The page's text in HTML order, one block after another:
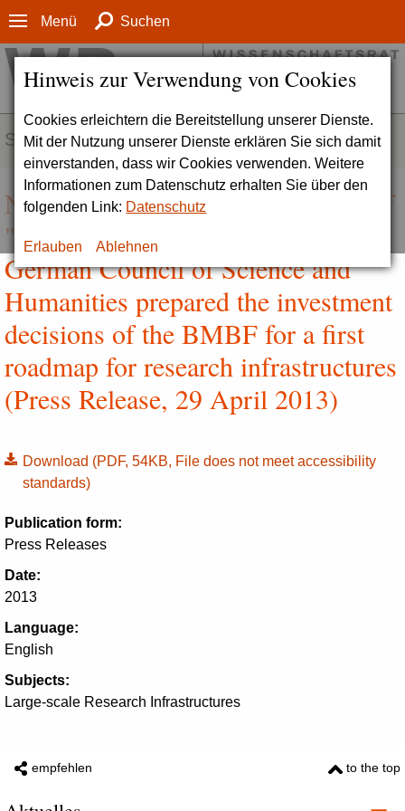
Hinweis zur Verwendung von Cookies
Cookies erleichtern die Bereitstellung unserer Dienste.
Mit der Nutzung unserer Dienste erklären Sie sich damit
einverstanden, dass wir Cookies verwenden. Weitere
Informationen zum Datenschutz erhalten Sie über den
folgenden Link: Datenschutz
Erlauben Ablehnen
Menü Suchen
SERVICE
New procedure for the evaluation of
"Big Science projects" | The
German Council of Science and
Humanities prepared the investment
decisions of the BMBF for a first
roadmap for research infrastructures
(Press Release, 29 April 2013)
Download (PDF, 54KB, File does not meet accessibility
standards)
Publication form:
Press Releases
Date:
2013
Language:
English
Subjects:
Large-scale Research Infrastructures
empfehlen to the top